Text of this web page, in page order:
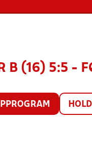
B (16) 5:5 -